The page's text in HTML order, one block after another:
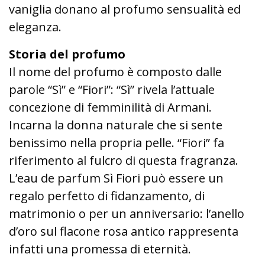
vaniglia donano al profumo sensualità ed
eleganza.
Storia del profumo
Il nome del profumo è composto dalle
parole “Sì” e “Fiori”: “Sì” rivela l’attuale
concezione di femminilità di Armani.
Incarna la donna naturale che si sente
benissimo nella propria pelle. “Fiori” fa
riferimento al fulcro di questa fragranza.
L’eau de parfum Sì Fiori può essere un
regalo perfetto di fidanzamento, di
matrimonio o per un anniversario: l’anello
d’oro sul flacone rosa antico rappresenta
infatti una promessa di eternità.